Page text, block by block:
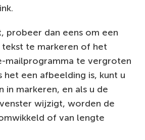
probeer dan eens om een
te markeren of het
mailprogramma te vergroten
het een afbeelding is, kunt u
in markeren, en als u de
wijzigt, worden de
of van lengte